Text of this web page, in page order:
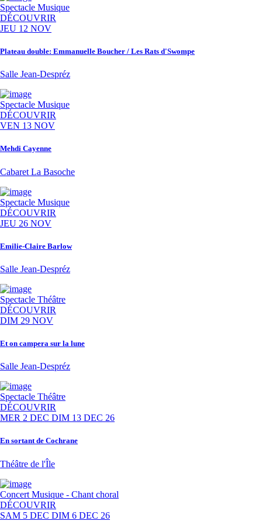
Spectacle Musique
DÉCOUVRIR
JEU 12 NOV
Plateau double: Emmanuelle Boucher / Les Rats d'Swompe
Salle Jean-Despréz
Spectacle Musique
DÉCOUVRIR
VEN 13 NOV
Mehdi Cayenne
Cabaret La Basoche
Spectacle Musique
DÉCOUVRIR
JEU 26 NOV
Emilie-Claire Barlow
Salle Jean-Despréz
Spectacle Théâtre
DÉCOUVRIR
DIM 29 NOV
Et on campera sur la lune
Salle Jean-Despréz
Spectacle Théâtre
DÉCOUVRIR
MER 2 DEC DIM 13 DEC 26
En sortant de Cochrane
Théâtre de l'Île
Concert Musique - Chant choral
DÉCOUVRIR
SAM 5 DEC DIM 6 DEC 26